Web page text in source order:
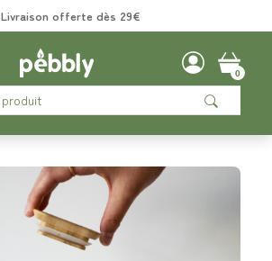
Livraison offerte dès 29€
0